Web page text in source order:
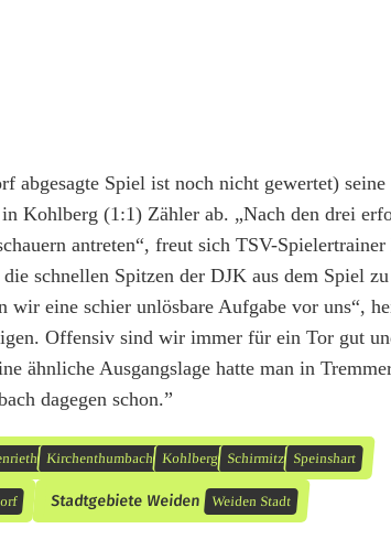
Spiel ist noch nicht gewertet) seine
Kohlberg (1:1) Zähler ab. „Nach den drei
antreten“, freut sich TSV-Spielertrainer
schnellen Spitzen der DJK aus dem Spiel
wir eine schier unlösbare Aufgabe vor uns“,
Offensiv sind wir immer für ein Tor gut
ähnliche Ausgangslage hatte man in
dagegen schon.”
Kirchenthumbach Kohlberg Schirmitz Speinshart
Stadtgebiete Weiden Weiden Stadt